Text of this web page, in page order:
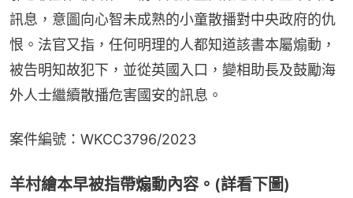
訊息，意圖向心智未成熟的小童散播對中央政府的仇
恨。法官又指，任何明理的人都知道該書本屬煽動，
被告明知故犯下，並從英國入口，變相助長及鼓勵海
外人士繼續散播危害國安的訊息。
案件編號：WKCC3796/2023
羊村繪本早被指帶煽動內容。(詳看下圖)